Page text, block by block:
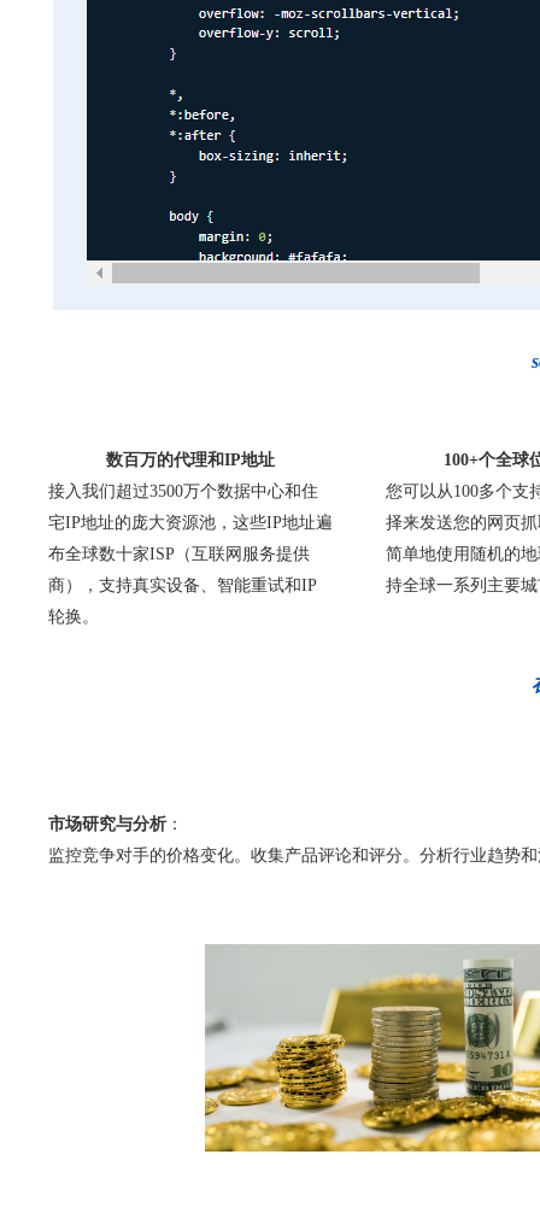
数百万的代理和IP地址
100+个全球
接入我们超过3500万个数据中心和住
宅IP地址的庞大资源池，这些IP地址遍
布全球数十家ISP（互联网服务提供
商），支持真实设备、智能重试和IP
轮换。
您可以从100多个支
择来发送您的网页
简单地使用随机的
持全球一系列主要
市场研究与分析 ：
监控竞争对手的价格变化。收集产品评论和评分。分析行业趋势